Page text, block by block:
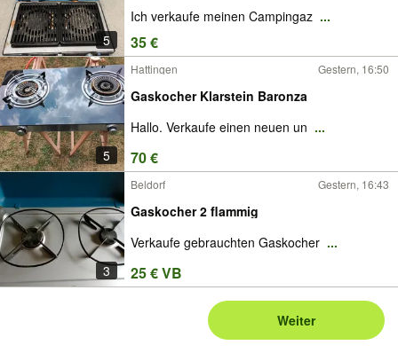
5
Ich verkaufe meinen Campingaz ...
35 €
5
Hattingen Gestern, 16:50
Gaskocher Klarstein Baronza
Hallo. Verkaufe einen neuen un ...
70 €
3
Beldorf Gestern, 16:43
Gaskocher 2 flammig
Verkaufe gebrauchten Gaskocher ...
25 € VB
Weiter